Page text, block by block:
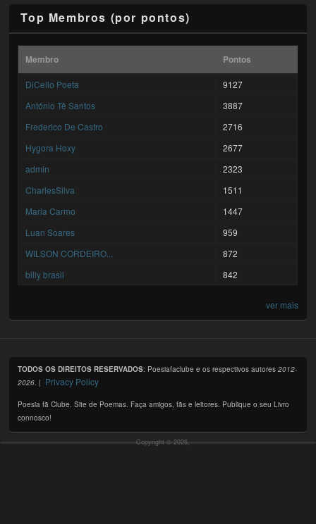
Top Membros (por pontos)
Membro Pontos
DiCello Poeta
9127
António Tê Santos
3887
Frederico De Castro
2716
Hygora Hoxy
2677
admin
2323
CharlesSilva
1511
Maria Carmo
1447
Luan Soares
959
WILSON CORDEIRO...
872
billy brasil
842
ver mais
TODOS OS DIREITOS RESERVADOS: Poesiafaclube e os respectivos autores2012-
2026. | Privacy Policy
Poesia fã Clube. Site de Poemas. Faça amigos, fãs e leitores. Publique o seu Livro
connosco!
Copyright © 2026,